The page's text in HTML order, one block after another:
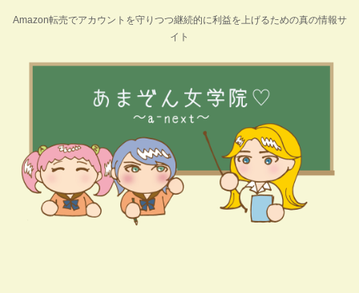
Amazon転売でアカウントを守りつつ継続的に利益を上げるための真の情報サ
イト